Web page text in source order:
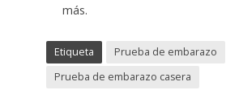
más.
Etiqueta
Prueba de embarazo
Prueba de embarazo casera